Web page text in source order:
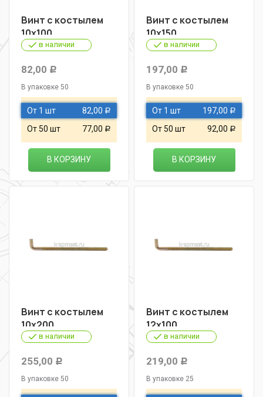
Винт с костылем
10х100
в наличии
82,00 Р
В упаковке 50
От 1 шт 82,00 Р
От 50 шт 77,00 Р
В КОРЗИНУ
Винт с костылем
10х150
в наличии
197,00 Р
В упаковке 50
От 1 шт 197,00 Р
От 50 шт 92,00 Р
В КОРЗИНУ
Винт с костылем
10х200
в наличии
255,00 Р
В упаковке 50
Винт с костылем
12х100
в наличии
219,00 Р
В упаковке 25